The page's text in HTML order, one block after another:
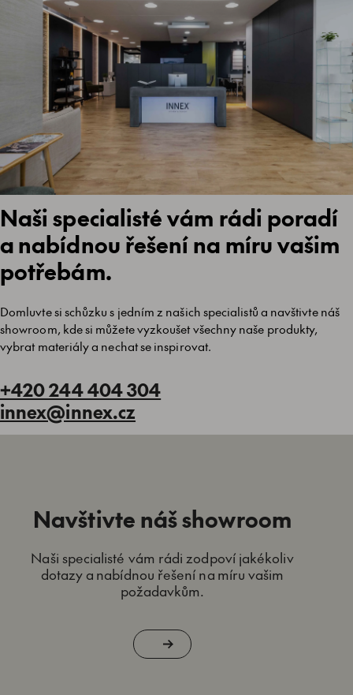
Naši specialisté vám rádi poradí
a nabídnou řešení na míru vašim
potřebám.
Domluvte si schůzku s jedním z našich specialistů a navštivte náš
showroom, kde si můžete vyzkoušet všechny naše produkty,
vybrat materiály a nechat se inspirovat.
+420 244 404 304
innex@innex.cz
Navštivte náš showroom
Naši specialisté vám rádi zodpoví jakékoliv
dotazy a nabídnou řešení na míru vašim
požadavkům.